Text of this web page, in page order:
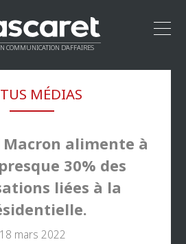
COMMUNICATION D’AFFAIRES
MÉDIAS
alimente à
30% des
liées à la
18 mars 2022